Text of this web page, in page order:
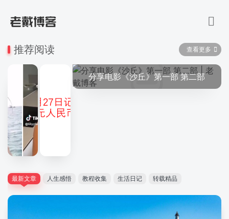
推荐阅读 查看更多
分享电影《沙丘》第一部 第二部
最新文章 人生感悟 教程收集 生活日记 转载精品